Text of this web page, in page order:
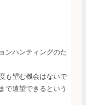
ンハンティングのた
も望む機会はないで
で遠望できるという